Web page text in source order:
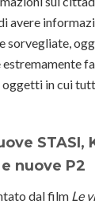
avere
sorvegliate,
estremamente
in cui
STASI,
nuove P2
dal film Le